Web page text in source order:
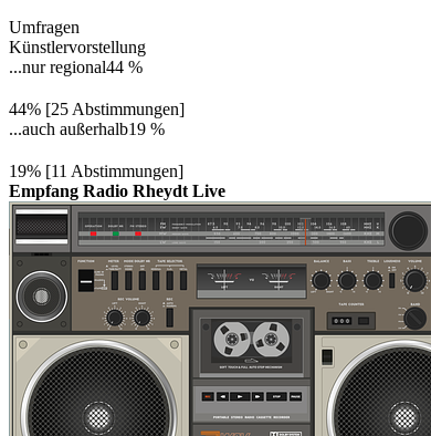
Umfragen
Künstlervorstellung
...nur regional44 %
44% [25 Abstimmungen]
...auch außerhalb19 %
19% [11 Abstimmungen]
Empfang Radio Rheydt Live